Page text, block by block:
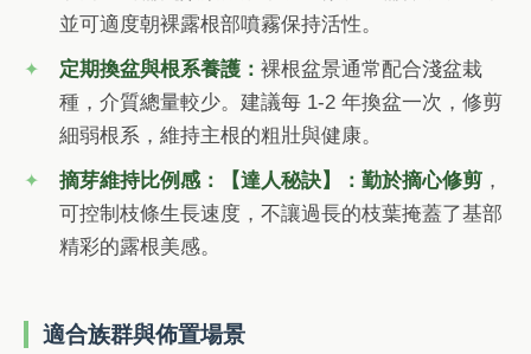
並可適度朝裸露根部噴霧保持活性。
定期換盆與根系養護：裸根盆景通常配合淺盆栽
種，介質總量較少。建議每 1-2 年換盆一次，修剪
細弱根系，維持主根的粗壯與健康。
摘芽維持比例感：
【達人秘訣】：勤於摘心修剪 ，
可控制枝條生長速度，不讓過長的枝葉掩蓋了基部
精彩的露根美感。
適合族群與佈置場景